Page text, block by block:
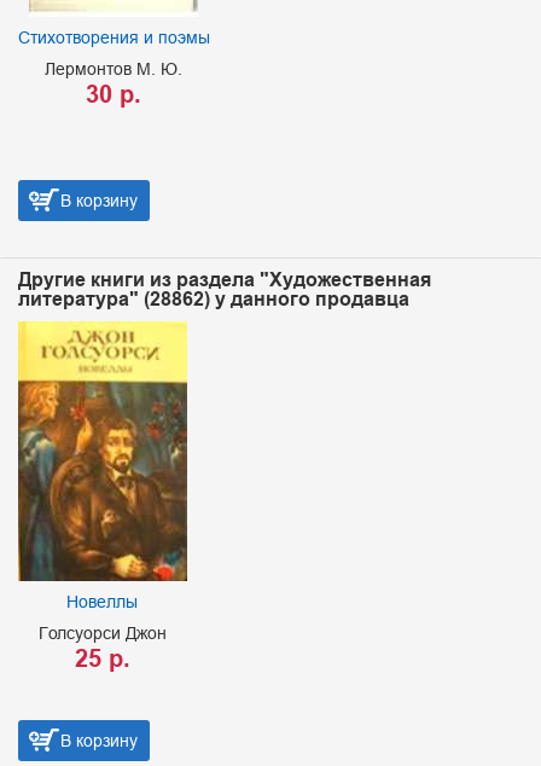
Стихотворения и поэмы
Лермонтов М. Ю.
30 р.
В корзину
Другие книги из раздела "Художественная
литература" (28862) у данного продавца
Новеллы
Голсуорси Джон
25 р.
В корзину